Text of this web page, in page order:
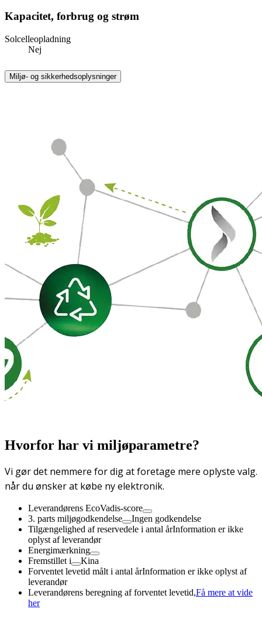
Kapacitet, forbrug og strøm
Solcelleopladning
Nej
Miljø- og sikkerhedsoplysninger
Hvorfor har vi miljøparametre?
Vi gør det nemmere for dig at foretage mere oplyste valg.
når du ønsker at købe ny elektronik.
Leverandørens EcoVadis-score
3. parts miljøgodkendelse
Ingen godkendelse
Tilgængelighed af reservedele i antal årInformation er ikke
oplyst af leverandør
Energimærkning
Fremstillet i
Kina
Forventet levetid målt i antal årInformation er ikke oplyst af
leverandør
Leverandørens beregning af forventet levetid,Få mere at vide
her